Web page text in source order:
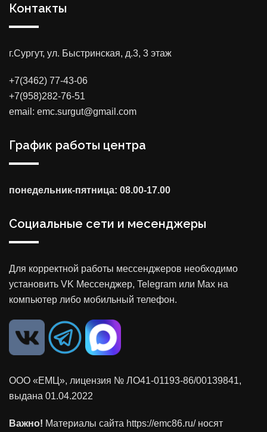
Контакты
г.Сургут, ул. Быстринская, д.3, 3 этаж
+7(3462) 77-43-06
+7(958)282-76-51
email: emc.surgut@gmail.com
График работы центра
понедельник-пятница: 08.00-17.00
Социальные сети и месенджеры
Для корректной работы мессенджеров необходимо
установить VK Мессенджер, Telegram или Max на
компьютер либо мобильный телефон.
ООО «ЕМЦ», лицензия № ЛО41-01193-86/00139841,
выдана 01.04.2022
Важно! Материалы сайта https://emc86.ru/ носят